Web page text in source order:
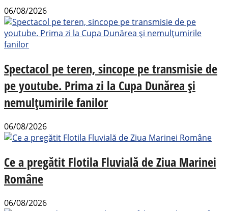
06/08/2026
Spectacol pe teren, sincope pe transmisie de
pe youtube. Prima zi la Cupa Dunărea și
nemulțumirile fanilor
06/08/2026
Ce a pregătit Flotila Fluvială de Ziua Marinei
Române
06/08/2026